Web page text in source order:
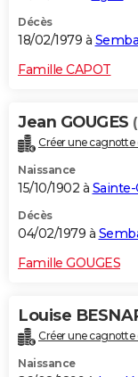
Décès
18/02/1979 à
Famille CAPOT
Jean GOUGES
Créer une cagnotte
Naissance
15/10/1902 à
Décès
04/02/1979 à
Famille GOUGES
Louise
Créer une cagnotte
Naissance